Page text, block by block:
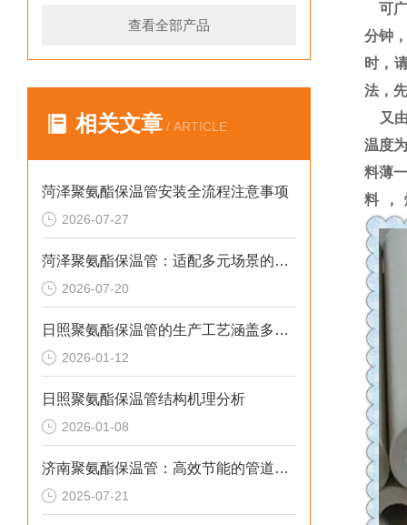
查看全部产品
相关文章 / ARTICLE
菏泽聚氨酯保温管安装全流程注意事项
2026-07-27
菏泽聚氨酯保温管：适配多元场景的高效保温输送材料
2026-07-20
日照聚氨酯保温管的生产工艺涵盖多个环节
2026-01-12
日照聚氨酯保温管结构机理分析
2026-01-08
济南聚氨酯保温管：高效节能的管道保温材料
2025-07-21
可广
分钟
时，
法，
又由
温度
料薄
料，